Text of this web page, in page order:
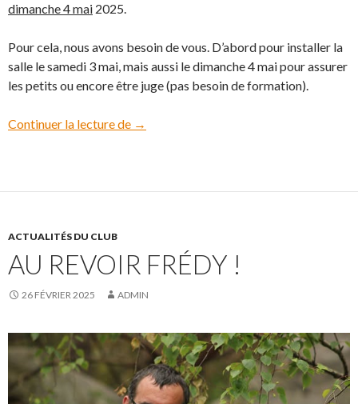
dimanche 4 mai 2025.
Pour cela, nous avons besoin de vous. D’abord pour installer la
salle le samedi 3 mai, mais aussi le dimanche 4 mai pour assurer
les petits ou encore être juge (pas besoin de formation).
Continuer la lecture de A vos agendas
→
ACTUALITÉS DU CLUB
AU REVOIR FRÉDY !
26 FÉVRIER 2025 ADMIN